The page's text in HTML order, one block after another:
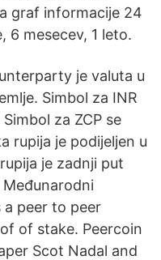
graf informacije 24
6 mesecev, 1 leto.
je valuta u
Simbol za INR
za ZCP se
rupija je podijeljen u
je zadnji put
Međunarodni
peer to peer
of stake. Peercoin
Scot Nadal and